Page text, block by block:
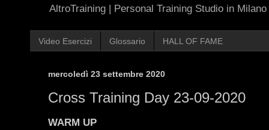
AltroTraining | Personal Training Studio in Milano
Video Esercizi Glossario HALL OF FAME
mercoledì 23 settembre 2020
Cross Training Day 23-09-2020
WARM UP